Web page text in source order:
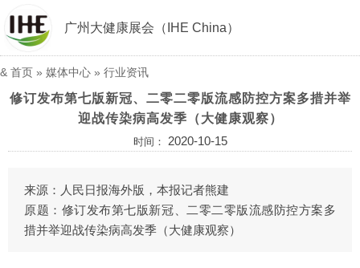
广州大健康展会（IHE China）
& 首页 » 媒体中心 » 行业资讯
修订发布第七版新冠、二零二零版流感防控方案多措并举
迎战传染病高发季（大健康观察）
时间： 2020-10-15
来源：人民日报海外版，本报记者熊建
原题：修订发布第七版新冠、二零二零版流感防控方案多
措并举迎战传染病高发季（大健康观察）